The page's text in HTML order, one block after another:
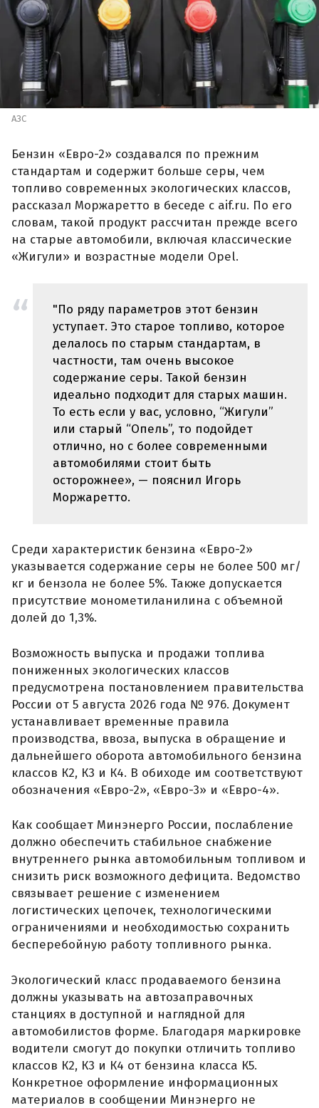
АЗС
Бензин «Евро-2» создавался по прежним
стандартам и содержит больше серы, чем
топливо современных экологических классов,
рассказал Моржаретто в беседе с aif.ru. По его
словам, такой продукт рассчитан прежде всего
на старые автомобили, включая классические
«Жигули» и возрастные модели Opel.
"По ряду параметров этот бензин
уступает. Это старое топливо, которое
делалось по старым стандартам, в
частности, там очень высокое
содержание серы. Такой бензин
идеально подходит для старых машин.
То есть если у вас, условно, “Жигули”
или старый “Опель”, то подойдет
отлично, но с более современными
автомобилями стоит быть
осторожнее», — пояснил Игорь
Моржаретто.
Среди характеристик бензина «Евро-2»
указывается содержание серы не более 500 мг/
кг и бензола не более 5%. Также допускается
присутствие монометиланилина с объемной
долей до 1,3%.
Возможность выпуска и продажи топлива
пониженных экологических классов
предусмотрена постановлением правительства
России от 5 августа 2026 года № 976. Документ
устанавливает временные правила
производства, ввоза, выпуска в обращение и
дальнейшего оборота автомобильного бензина
классов К2, К3 и К4. В обиходе им соответствуют
обозначения «Евро-2», «Евро-3» и «Евро-4».
Как сообщает Минэнерго России, послабление
должно обеспечить стабильное снабжение
внутреннего рынка автомобильным топливом и
снизить риск возможного дефицита. Ведомство
связывает решение с изменением
логистических цепочек, технологическими
ограничениями и необходимостью сохранить
бесперебойную работу топливного рынка.
Экологический класс продаваемого бензина
должны указывать на автозаправочных
станциях в доступной и наглядной для
автомобилистов форме. Благодаря маркировке
водители смогут до покупки отличить топливо
классов К2, К3 и К4 от бензина класса К5.
Конкретное оформление информационных
материалов в сообщении Минэнерго не